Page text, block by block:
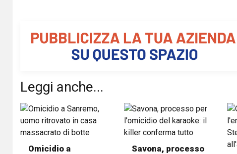
Leggi anche...
Omicidio a
Savona, processo